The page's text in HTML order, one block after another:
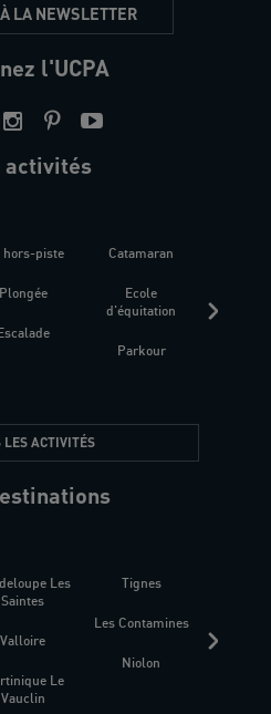
LA NEWSLETTER
l'UCPA
activités
hors-piste
Plongée
Catamaran
Ecole
d'équitation
Parkour
LES ACTIVITÉS
Les
Saintes
Valloire
Le
Vauclin
Tignes
Les Contamines
Niolon